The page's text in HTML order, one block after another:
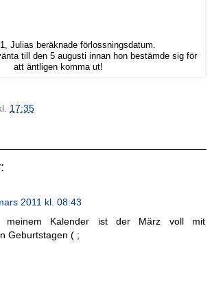
Julias beräknade förlossningsdatum.
till den 5 augusti innan hon bestämde sig för
att äntligen komma ut!
17:35
2011 kl. 08:43
Kalender ist der März voll mit
Geburtstagen ( ;